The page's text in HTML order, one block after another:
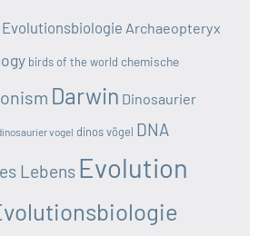
Evolutionsbiologie Archaeopteryx
birds of the world chemische
Darwin Dinosaurier
vogel dinos vögel DNA
Lebens Evolution